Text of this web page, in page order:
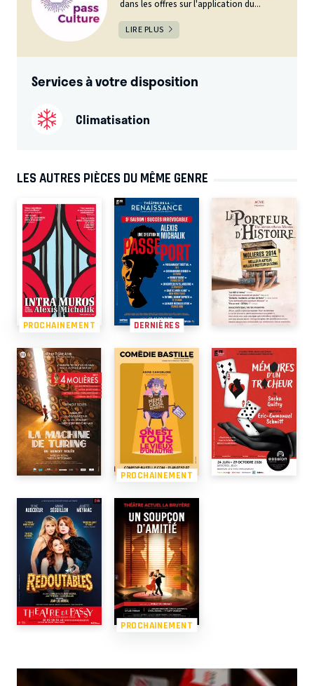
dans les offres sur l'application du...
LIRE PLUS
Services à votre disposition
Climatisation
LES AUTRES PIÈCES DU MÊME GENRE
PROCHAINEMENT DERNIÈRES
PROCHAINEMENT
PROCHAINEMENT